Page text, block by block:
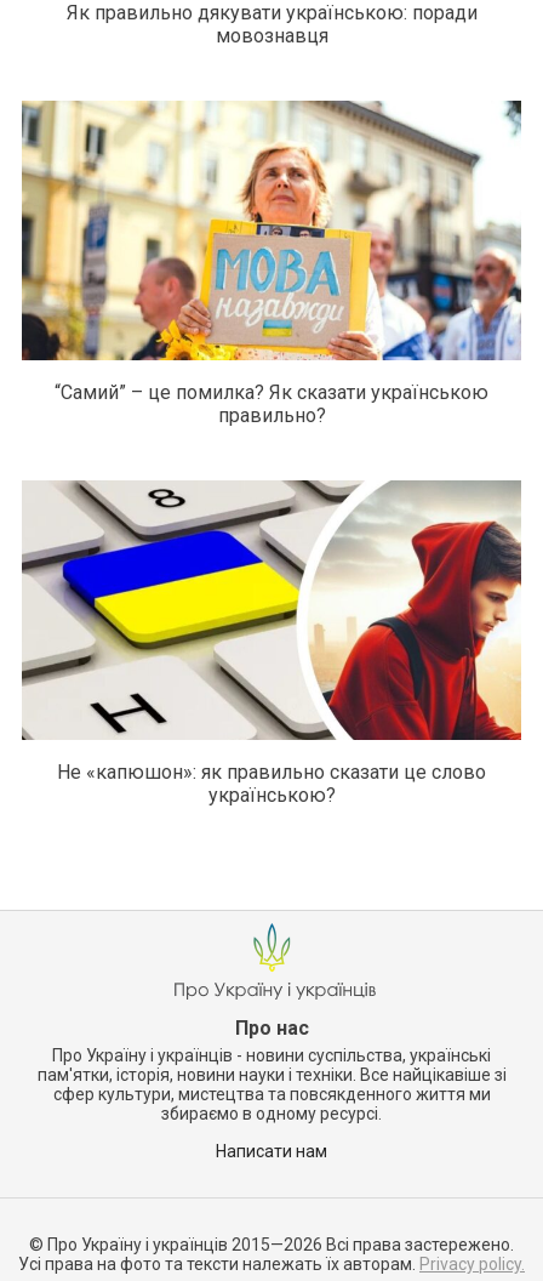
Як правильно дякувати українською: поради
мовознавця
“Самий” – це помилка? Як сказати українською
правильно?
Не «капюшон»: як правильно сказати це слово
українською?
Про нас
Про Україну і українців - новини суспільства, українські
пам'ятки, історія, новини науки і техніки. Все найцікавіше зі
сфер культури, мистецтва та повсякденного життя ми
збираємо в одному ресурсі.
Написати нам
© Про Україну і українців 2015—2026 Всі права застережено.
Усі права на фото та тексти належать їх авторам. Privacy policy.